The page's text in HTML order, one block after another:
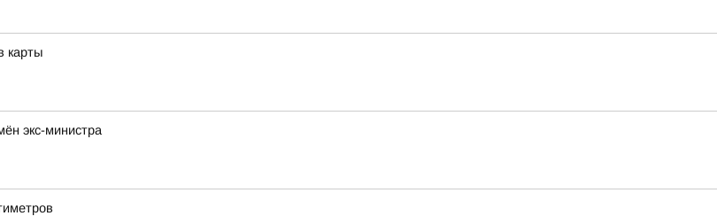
карты
экс-министра